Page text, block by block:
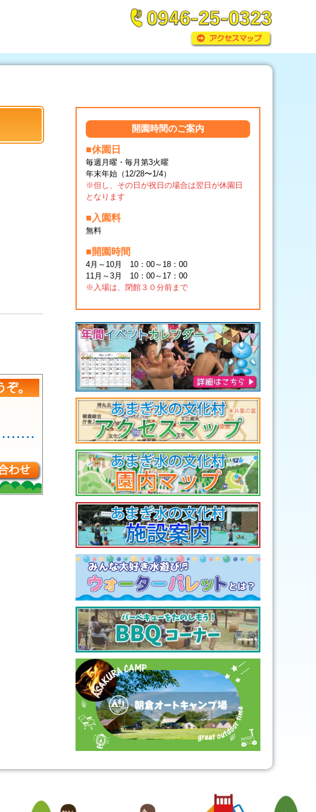
開園時間のご案内
■休園日
毎週月曜・毎月第3火曜
年末年始（12/28〜1/4）
※但し、その日が祝日の場合は翌日が休園日
となります
■入園料
無料
■開園時間
4月～10月 10：00～18：00
11月～3月 10：00～17：00
※入場は、閉館３０分前まで